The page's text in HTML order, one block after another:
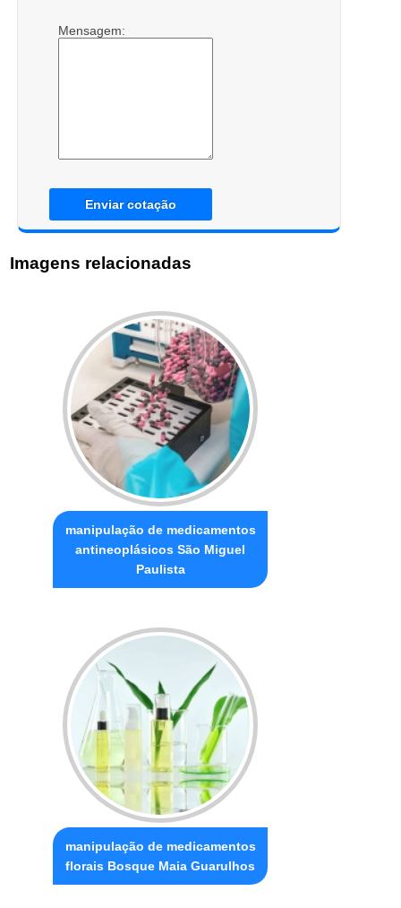
Mensagem:
Enviar cotação
Imagens relacionadas
manipulação de medicamentos
antineoplásicos São Miguel
Paulista
manipulação de medicamentos
florais Bosque Maia Guarulhos